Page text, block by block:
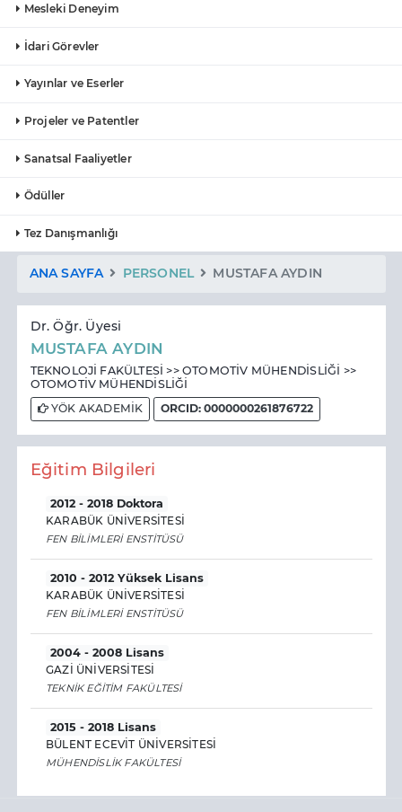
Mesleki Deneyim
İdari Görevler
Yayınlar ve Eserler
Projeler ve Patentler
Sanatsal Faaliyetler
Ödüller
Tez Danışmanlığı
ANA SAYFA PERSONEL MUSTAFA AYDIN
Dr. Öğr. Üyesi
MUSTAFA AYDIN
TEKNOLOJİ FAKÜLTESİ >> OTOMOTİV MÜHENDİSLİĞİ >>
OTOMOTİV MÜHENDİSLİĞİ
YÖK AKADEMİK
ORCID: 0000000261876722
Eğitim Bilgileri
2012 - 2018 Doktora
KARABÜK ÜNİVERSİTESİ
FEN BİLİMLERİ ENSTİTÜSÜ
2010 - 2012 Yüksek Lisans
KARABÜK ÜNİVERSİTESİ
FEN BİLİMLERİ ENSTİTÜSÜ
2004 - 2008 Lisans
GAZİ ÜNİVERSİTESİ
TEKNİK EĞİTİM FAKÜLTESİ
2015 - 2018 Lisans
BÜLENT ECEVİT ÜNİVERSİTESİ
MÜHENDİSLİK FAKÜLTESİ